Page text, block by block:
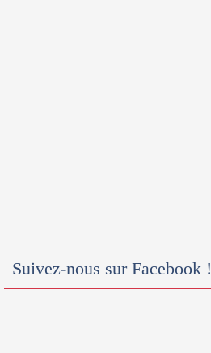
Suivez-nous sur Facebook !